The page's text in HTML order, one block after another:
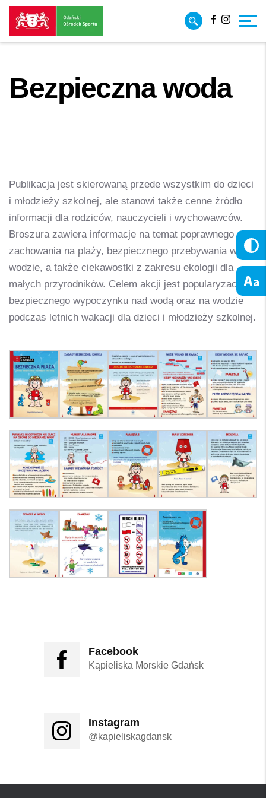
Przejdź
treści
Przejdź
do
strony
Facebook
Bezpieczna woda
Publikacja jest skierowaną przede wszystkim do dzieci
i młodzieży szkolnej, ale stanowi także cenne źródło
informacji dla rodziców, nauczycieli i wychowawców.
Broszura zawiera informacje na temat poprawnego
zachowania na plaży, bezpiecznego przebywania w
wodzie, a także ciekawostki z zakresu ekologii dla
małych przyrodników. Celem akcji jest popularyzacja
bezpiecznego wypoczynku nad wodą oraz na wodzie
podczas letnich wakacji dla dzieci i młodzieży szkolnej.
Facebook
Kąpieliska Morskie Gdańsk
Instagram
@kapieliskagdansk